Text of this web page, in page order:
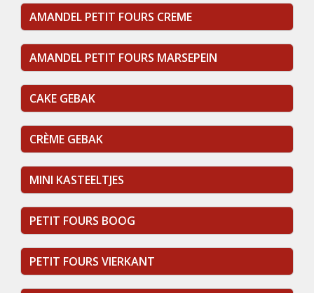
AMANDEL PETIT FOURS CREME
AMANDEL PETIT FOURS MARSEPEIN
CAKE GEBAK
CRÈME GEBAK
MINI KASTEELTJES
PETIT FOURS BOOG
PETIT FOURS VIERKANT